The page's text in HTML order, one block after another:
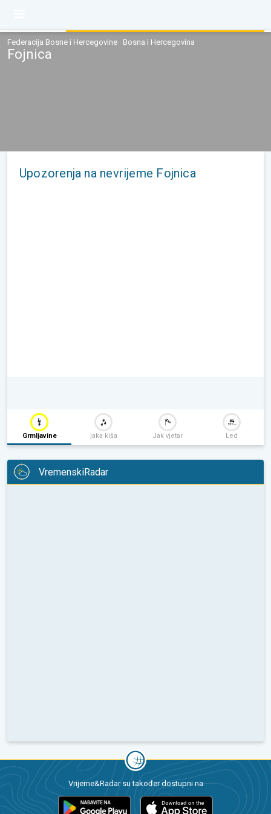
Federacija Bosne i Hercegovine · Bosna i Hercegovina
Fojnica
Upozorenja na nevrijeme Fojnica
Grmljavine jaka kiša Jak vjetar Led
VremenskiRadar
Vrijeme&Radar su također dostupni na